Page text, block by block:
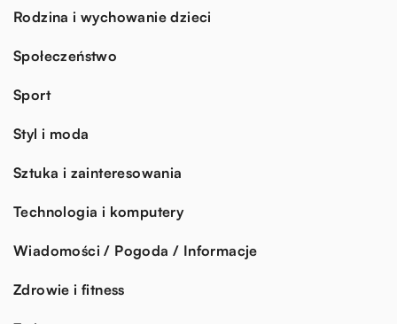
Rodzina i wychowanie dzieci
Społeczeństwo
Sport
Styl i moda
Sztuka i zainteresowania
Technologia i komputery
Wiadomości / Pogoda / Informacje
Zdrowie i fitness